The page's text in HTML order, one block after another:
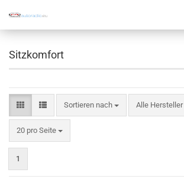
Sitzkomfort
Sortieren nach
Sortieren nach Alle Hersteller
20 pro Seite
pro Seite
1